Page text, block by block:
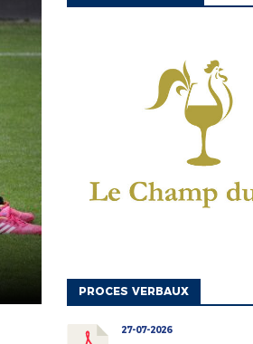
PROCES VERBAUX
27-07-2026